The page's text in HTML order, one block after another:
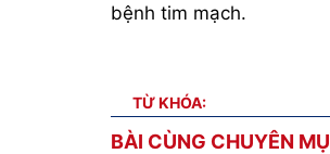
bệnh tim mạch.
TỪ KHÓA:
BÀI CÙNG CHUYÊN